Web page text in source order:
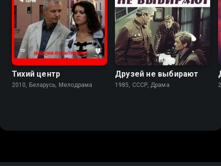
6.0
Тихий центр
2010, Беларусь, Мелодрама
Друзей не выбирают
1985, СССР, Драма